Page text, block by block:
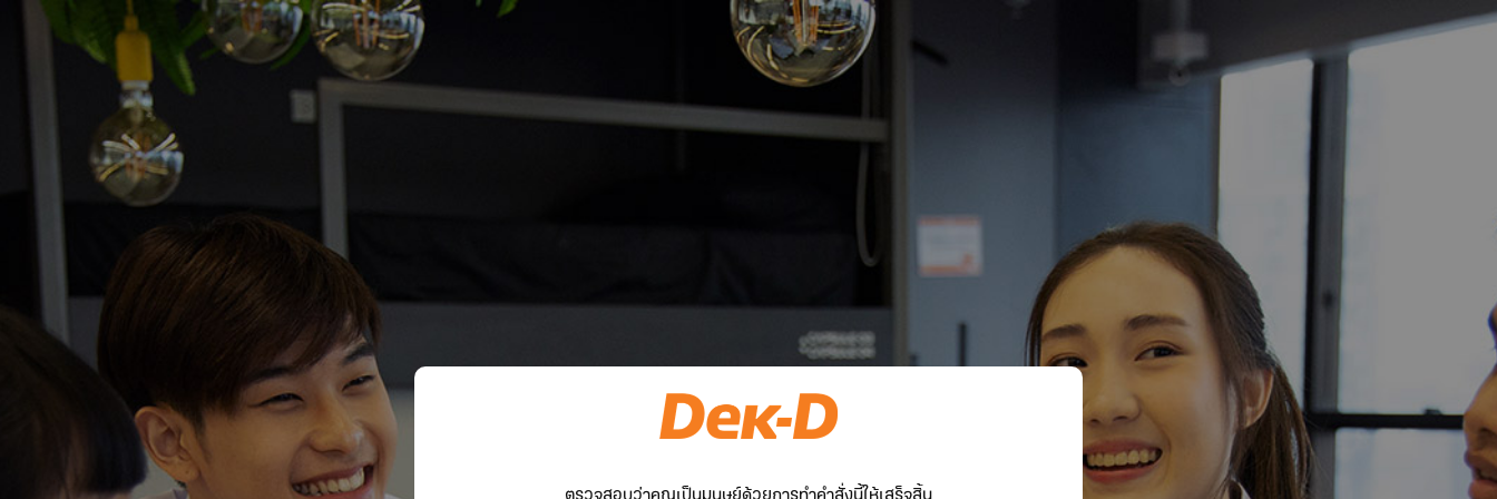
ตรวจสอบว่าคุณเป็นมนุษย์ด้วยการทำคำสั่งนี้ให้เสร็จสิ้น